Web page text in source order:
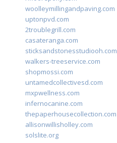
woolleymillingandpaving.com
uptonpvd.com
2troublegrill.com
casateranga.com
sticksandstonesstudiooh.com
walkers-treeservice.com
shopmossi.com
untamedcollectivesd.com
mxpwellness.com
infernocanine.com
thepaperhousecollection.com
allisonwillisholley.com
solslite.org